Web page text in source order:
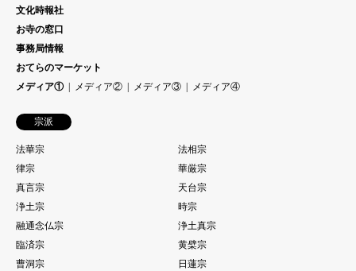
文化時報社
お寺の窓口
事務局情報
おてらのマーケット
メディア①
メディア② メディア③ メディア④
宗派
法華宗
法相宗
律宗
華厳宗
真言宗
天台宗
浄土宗
時宗
融通念仏宗
浄土真宗
臨済宗
黄檗宗
曹洞宗
日蓮宗